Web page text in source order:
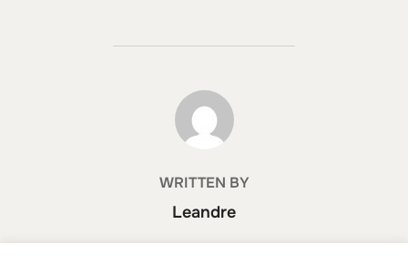
POST AUTHOR
WRITTEN BY
Leandre